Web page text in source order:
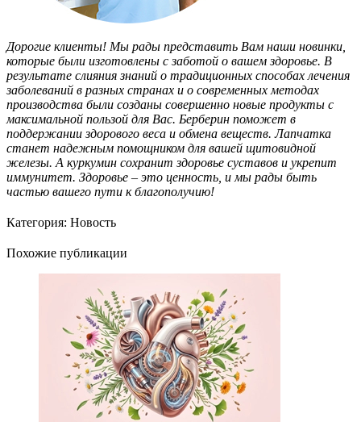
Дорогие клиенты! Мы рады представить Вам наши новинки,
которые были изготовлены с заботой о вашем здоровье. В
результате слияния знаний о традиционных способах лечения
заболеваний в разных странах и о современных методах
производства были созданы совершенно новые продукты с
максимальной пользой для Вас. Берберин поможет в
поддержании здорового веса и обмена веществ. Лапчатка
станет надежным помощником для вашей щитовидной
железы. А куркумин сохранит здоровье суставов и укрепит
иммунитет. Здоровье – это ценность, и мы рады быть
частью вашего пути к благополучию!
Категория: Новость
Похожие публикации